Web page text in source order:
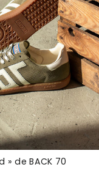
» de BACK 70